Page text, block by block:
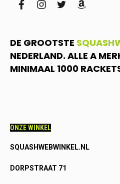
facebookinstagram
twitteramazon
DE GROOTSTE
NEDERLAND. ALLE A
MINIMAAL 1000
ONZE WINKEL
SQUASHWEBWINKEL.NL
DORPSTRAAT 71